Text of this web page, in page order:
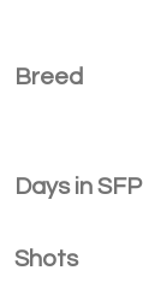
Breed
Days in SFP
Shots